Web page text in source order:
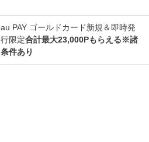
au PAY ゴールドカード新規＆即時発
行限定合計最大23,000Pもらえる※諸
条件あり